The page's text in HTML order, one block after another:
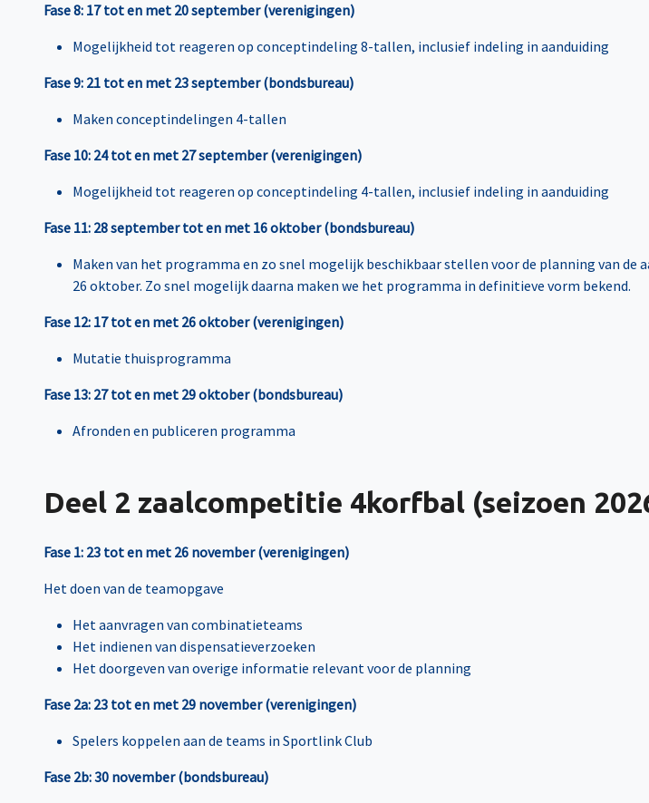
Fase 8: 17 tot en met 20 september (verenigingen)
Mogelijkheid tot reageren op conceptindeling 8-tallen, inclusief indeling in aanduiding
Fase 9: 21 tot en met 23 september (bondsbureau)
Maken conceptindelingen 4-tallen
Fase 10: 24 tot en met 27 september (verenigingen)
Mogelijkheid tot reageren op conceptindeling 4-tallen, inclusief indeling in aanduiding
Fase 11: 28 september tot en met 16 oktober (bondsbureau)
Maken van het programma en zo snel mogelijk beschikbaar stellen voor de planning van
26 oktober. Zo snel mogelijk daarna maken we het programma in definitieve vorm bekend.
Fase 12: 17 tot en met 26 oktober (verenigingen)
Mutatie thuisprogramma
Fase 13: 27 tot en met 29 oktober (bondsbureau)
Afronden en publiceren programma
Deel 2 zaalcompetitie 4korfbal (seizoen
Fase 1: 23 tot en met 26 november (verenigingen)
Het doen van de teamopgave
Het aanvragen van combinatieteams
Het indienen van dispensatieverzoeken
Het doorgeven van overige informatie relevant voor de planning
Fase 2a: 23 tot en met 29 november (verenigingen)
Spelers koppelen aan de teams in Sportlink Club
Fase 2b: 30 november (bondsbureau)